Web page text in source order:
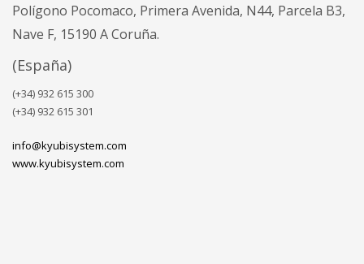
Polígono Pocomaco, Primera Avenida, N44, Parcela B3,
Nave F, 15190 A Coruña.
(España)
(+34) 932 615 300
(+34) 932 615 301
info@kyubisystem.com
www.kyubisystem.com